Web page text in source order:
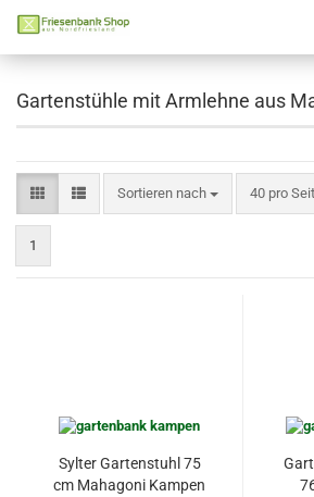
Gartenstühle mit Armlehne aus
Sortieren nach
Sortieren nach 40 pro
pro Seite
1
Sylter Gartenstuhl 75
cm Mahagoni Kampen